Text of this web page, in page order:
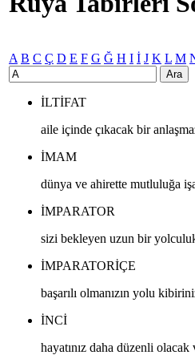
A B C Ç D E F G Ğ H I İ J K L M
Ara
ILTIFAT
aile içinde çıkacak bir
IMAM
dünya ve ahirette mutluluğa
IMPARATOR
sizi bekleyen uzun bir
IMPARATORIÇE
başarılı olmanızın yolu
INCI
hayatınız daha düzenli olacak